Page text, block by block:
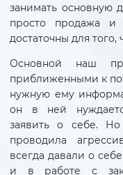
занимать
просто продажа и
достаточны для
Основной наш
приближенными к
нужную ему
он в ней
заявить о себе. Но
проводила
всегда давали о
и в работе с